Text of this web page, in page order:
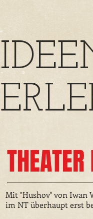
Mit "Hushov" von Iwan
im NT überhaupt erst